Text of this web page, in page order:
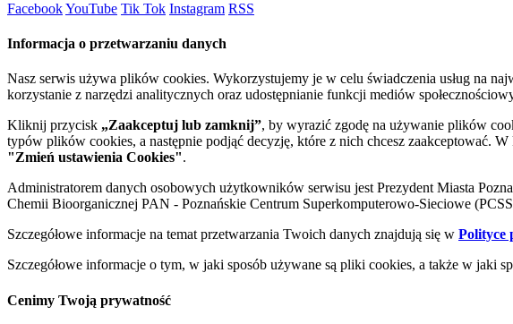
FacebookYouTube Tik Tok Instagram RSS
Informacja o przetwarzaniu danych
Nasz serwis używa plików cookies. Wykorzystujemy je w celu świadczenia usług na
korzystanie z narzędzi analitycznych oraz udostępnianie funkcji mediów
Kliknij przycisk „Zaakceptuj lub zamknij”, by wyrazić zgodę na używanie plików
typów plików cookies, a następnie podjąć decyzję, które z nich chcesz zaakceptować.
"Zmień ustawienia Cookies".
Administratorem danych osobowych użytkowników serwisu jest Prezydent Miasta
Chemii Bioorganicznej PAN - Poznańskie Centrum Superkomputerowo-Sieciowe
Szczegółowe informacje na temat przetwarzania Twoich danych znajdują się w Polityce
Szczegółowe informacje o tym, w jaki sposób używane są pliki cookies, a także w jaki
Cenimy Twoją prywatność